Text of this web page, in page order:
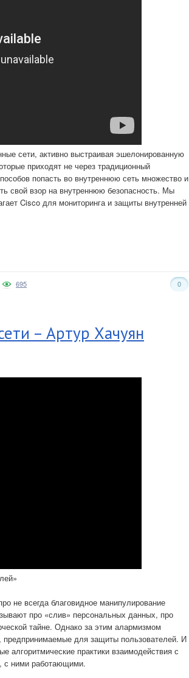
сети, активно выстраивая эшелонированную
приходят не через традиционный
попасть во внутреннюю сеть множество и
свой взор на внутреннюю безопасность. Мы
Cisco для мониторинга и защиты внутренней
0
695
– Артур Хачуян
не всегда благовидное манипулирование
про «слив» персональных данных, про
тайне. Однако за этим алармизмом
для защиты пользователей. И
алгоритмические практики взаимодействия с
с ними работающими.